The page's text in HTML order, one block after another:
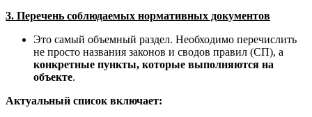
3. Перечень соблюдаемых нормативных документов
Это самый объемный раздел. Необходимо перечислить
не просто названия законов и сводов правил (СП), а
конкретные пункты, которые выполняются на
объекте.
Актуальный список включает: